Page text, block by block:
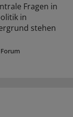
Fragen in
in
stehen